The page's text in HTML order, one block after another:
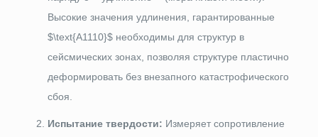
Высокие значения удлинения, гарантированные
$\text{A1110}$необходимы для структур в
сейсмических зонах, позволяя структуре пластично
деформировать без внезапного катастрофического
сбоя.
Испытание твердости: Измеряет сопротивление